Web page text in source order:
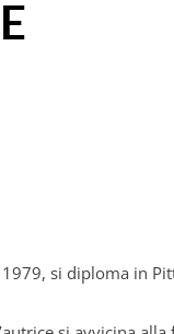
si diploma in